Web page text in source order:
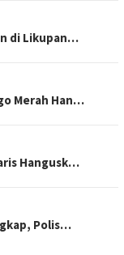
di Likupan…
Merah Han…
Hangusk…
Polis…